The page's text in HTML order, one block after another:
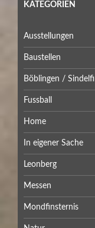
KATEGORIEN
Ausstellungen
Baustellen
Böblingen /
Fussball
Home
In eigener Sache
Leonberg
Messen
Mondfinsternis